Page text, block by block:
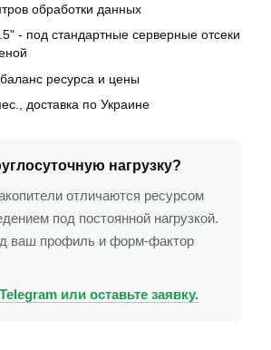
обработки данных
- под стандартные серверные отсеки
ресурса и цены
доставка по Украине
нагрузку?
отличаются ресурсом
под постоянной нагрузкой.
ваш профиль и форм-фактор
или оставьте заявку.